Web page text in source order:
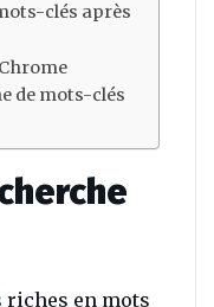
clés après
de mots-clés
riches en mots